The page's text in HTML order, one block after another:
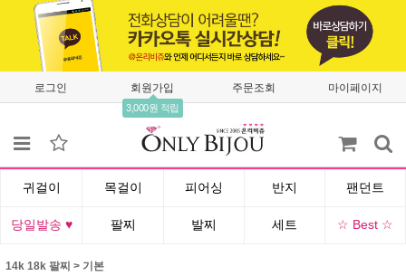
로그인 회원가입
3,000원 적립
주문조회 마이페이지
귀걸이 목걸이 피어싱 반지 팬던트
당일발송 ♥ 팔찌 발찌 세트 ☆ Best ☆
14k 18k 팔찌 > 기본